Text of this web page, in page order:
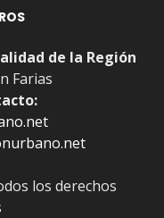
de la Región
Farias
los derechos